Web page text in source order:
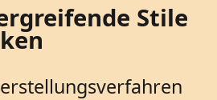
Stile